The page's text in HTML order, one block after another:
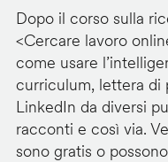
Dopo il corso sulla
<Cercare lavoro
come usare
curriculum, lettera di
LinkedIn da diversi
racconti e così via.
sono gratis o